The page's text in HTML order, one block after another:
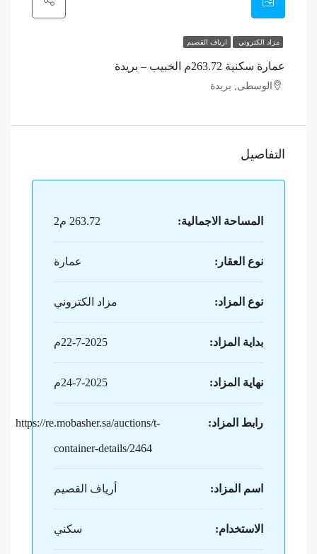
مزاد الكتروني ارياف القصيم
عمارة سكنية 263.72م الخبيب – بريدة
الوسطى, بريدة
التفاصيل
المساحة الاجمالية: 263.72 م2
نوع العقار: عمارة
نوع المزاد: مزاد الكتروني
بداية المزاد: 22-7-2025م
نهاية المزاد: 24-7-2025م
رابط المزاد: https://re.mobasher.sa/auctions/t-
container-details/2464
اسم المزاد: أرياف القصيم
الاستخدام: سكني